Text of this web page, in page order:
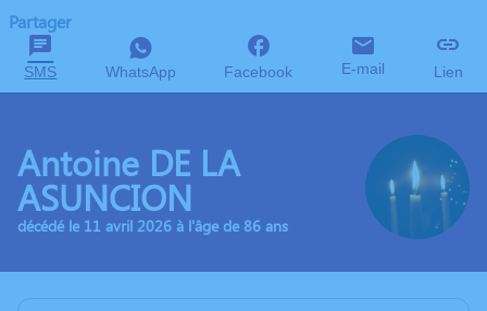
Partager
SMS WhatsApp Facebook E-mail Lien
Antoine DE LA
ASUNCION
décédé le 11 avril 2026 à l'âge de 86 ans